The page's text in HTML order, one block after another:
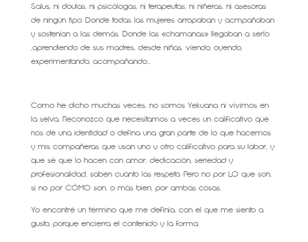
Salus, ni doulas, ni psicólogas, ni terapeutas, ni niñeras, ni asesoras
de ningún tipo. Donde todas las mujeres arropaban y acmpañaban
y sostenían a las demás. Donde las «chamanas» llegaban a serlo
,aprendiendo de sus madres, desde niñas, viendo, oyendo,
experimentando, acompañando…
Como he dicho muchas veces, no somos Yekuana ni vivimos en
la selva. Reconozco que necesitamos a veces un calificativo que
nos dé una identidad o defina una gran parte de lo que hacemos
y mis compañeras que usan uno u otro calificativo para su labor, y
que sé que lo hacen con amor, dedicación, seriedad y
profesionalidad, saben cuánto las respeto. Pero no por LO que son,
si no por CÓMO son, o más bien, por ambas cosas.
Yo encontré un término que me definía, con el que me siento a
gusto, porque encierra el contenido y la forma: